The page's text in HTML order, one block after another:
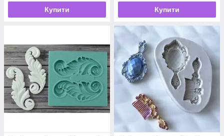
Купити Купити